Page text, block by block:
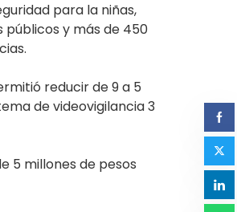
para la niñas,
públicos y más de 450
reducir de 9 a 5
de videovigilancia 3
5 millones de pesos